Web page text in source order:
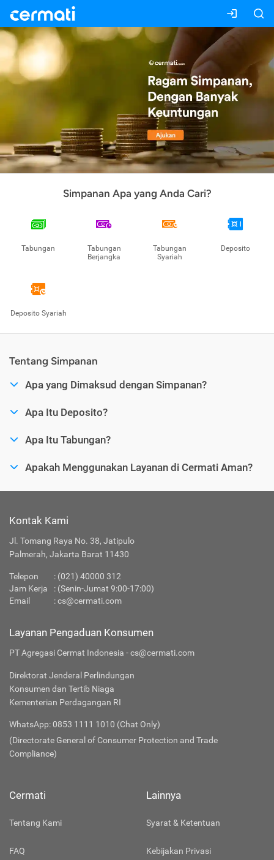
Simpanan Apa yang Anda Cari?
Tabungan
Tabungan
Berjangka
Tabungan
Syariah
Deposito
Deposito Syariah
Tentang Simpanan
Apa yang Dimaksud dengan Simpanan?
Apa Itu Deposito?
Apa Itu Tabungan?
Apakah Menggunakan Layanan di Cermati Aman?
Kontak Kami
Jl. Tomang Raya No. 38, Jatipulo
Palmerah, Jakarta Barat 11430
Telepon : (021) 40000 312
Jam Kerja
: (Senin-Jumat 9:00-17:00)
Email
:cs@cermati.com
Layanan Pengaduan Konsumen
PT Agregasi Cermat Indonesia - cs@cermati.com
Direktorat Jenderal Perlindungan
Konsumen dan Tertib Niaga
Kementerian Perdagangan RI
WhatsApp: 0853 1111 1010 (Chat Only)
(Directorate General of Consumer Protection and Trade
Compliance)
Cermati
Tentang Kami
FAQ
Lainnya
Syarat & Ketentuan
Kebijakan Privasi